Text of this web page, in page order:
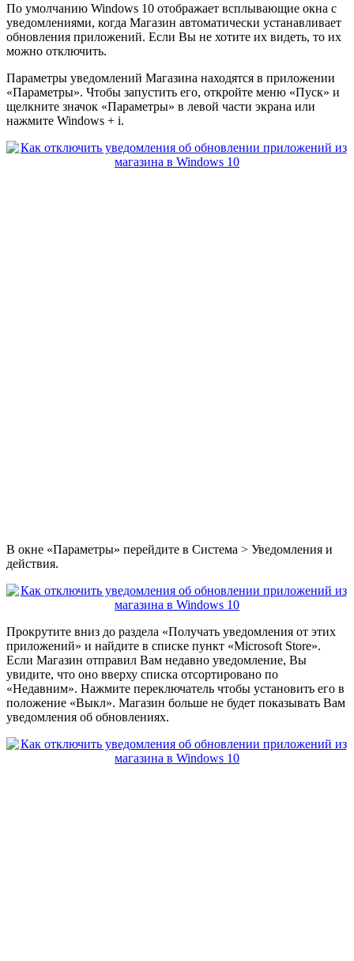
По умолчанию Windows 10 отображает всплывающие окна с
уведомлениями, когда Магазин автоматически устанавливает
обновления приложений. Если Вы не хотите их видеть, то их
можно отключить.
Параметры уведомлений Магазина находятся в приложении
«Параметры». Чтобы запустить его, откройте меню «Пуск» и
щелкните значок «Параметры» в левой части экрана или
нажмите Windows + i.
В окне «Параметры» перейдите в Система > Уведомления и
действия.
Прокрутите вниз до раздела «Получать уведомления от этих
приложений» и найдите в списке пункт «Microsoft Store».
Если Магазин отправил Вам недавно уведомление, Вы
увидите, что оно вверху списка отсортировано по
«Недавним». Нажмите переключатель чтобы установить его в
положение «Выкл». Магазин больше не будет показывать Вам
уведомления об обновлениях.